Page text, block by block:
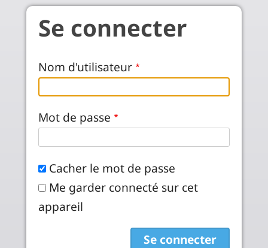
Aller au contenu principal
Se connecter
Nom d'utilisateur
Mot de passe
Cacher le mot de passe
Me garder connecté sur cet
appareil